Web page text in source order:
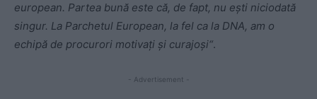
european. Partea bună este că, de fapt, nu ești niciodată
singur. La Parchetul European, la fel ca la DNA, am o
echipă de procurori motivați și curajoși“.
- Advertisement -